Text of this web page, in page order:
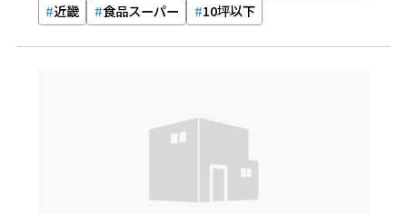
近畿 食品スーパー 10坪以下